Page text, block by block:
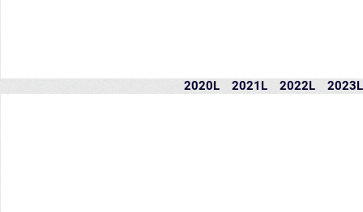
2020L 2021L 2022L 2023L